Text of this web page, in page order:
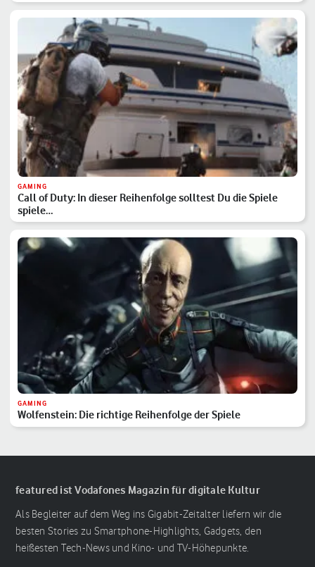
GAMING
Call of Duty: In dieser Reihenfolge solltest Du die Spiele
spiele…
GAMING
Wolfenstein: Die richtige Reihenfolge der Spiele
featured ist Vodafones Magazin für digitale Kultur
Als Begleiter auf dem Weg ins Gigabit-Zeitalter liefern wir die
besten Stories zu Smartphone-Highlights, Gadgets, den
heißesten Tech-News und Kino- und TV-Höhepunkte.